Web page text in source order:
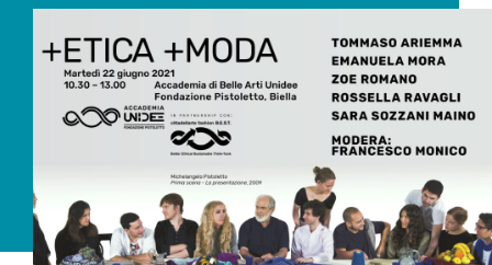
Dove siamo
Iscrizioni
MAAU